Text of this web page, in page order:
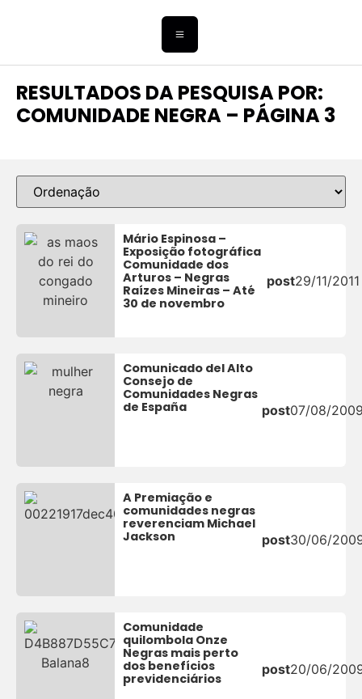
RESULTADOS DA PESQUISA POR:
COMUNIDADE NEGRA – PÁGINA 3
Mário Espinosa –
Exposição fotográfica
Comunidade dos
Arturos – Negras
Raízes Mineiras – Até
30 de novembro
post29/11/2011
Comunicado del Alto
Consejo de
Comunidades Negras
de España
post07/08/
A Premiação e
comunidades negras
reverenciam Michael
Jackson
post30/06/
Comunidade
quilombola Onze
Negras mais perto
dos benefícios
previdenciários
post20/06/